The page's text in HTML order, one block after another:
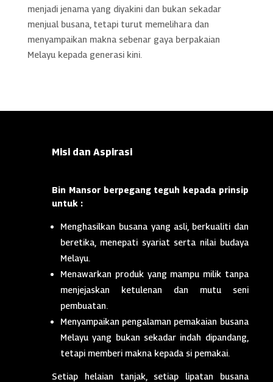
menjadi jenama yang diyakini dan bukan sekadar
menjual busana, tetapi turut memelihara dan
menyampaikan makna sebenar gaya berpakaian
Melayu kepada generasi kini.
Misi dan Aspirasi
Bin Mansor berpegang teguh kepada prinsip
untuk :
Menghasilkan busana yang asli, berkualiti dan
beretika, menepati syariat serta nilai budaya
Melayu.
Menawarkan produk yang mampu milik tanpa
menjejaskan ketulenan dan mutu seni
pembuatan.
Menyampaikan pengalaman pemakaian busana
Melayu yang bukan sekadar indah dipandang,
tetapi memberi makna kepada si pemakai.
Setiap helaian tanjak, setiap lipatan busana